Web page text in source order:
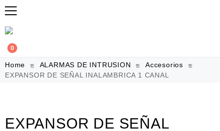
0
Home ALARMAS DE INTRUSION
Accesorios
EXPANSOR DE SEÑAL INALAMBRICA 1 CANAL
EXPANSOR DE SEÑAL